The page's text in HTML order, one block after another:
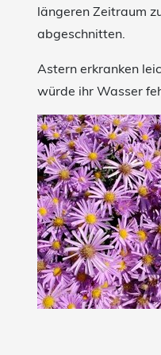
längeren Zeitraum
abgeschnitten.
Astern erkranken
würde ihr Wasser